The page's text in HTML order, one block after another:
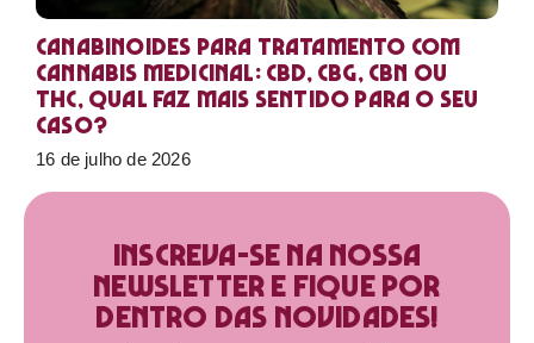
Canabinoides para tratamento com
cannabis medicinal: CBD, CBG, CBN ou
THC, qual faz mais sentido para o seu
caso?
16 de julho de 2026
Inscreva-se na nossa
newsletter e fique por
dentro das novidades!​